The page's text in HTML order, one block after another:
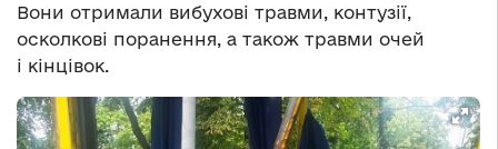
Вони отримали вибухові травми, контузії,
осколкові поранення, а також травми очей
і кінцівок.